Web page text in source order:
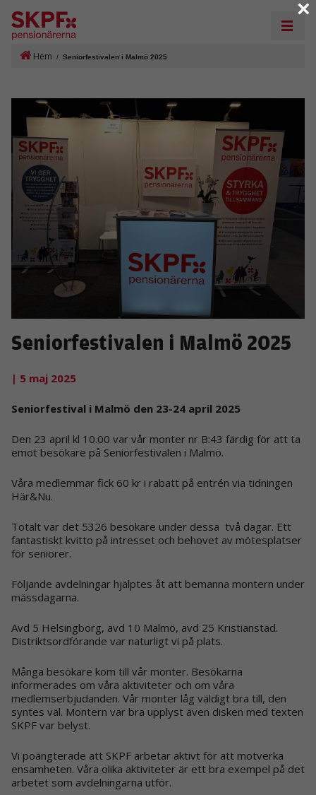
Hem / Seniorfestivalen i Malmö 2025
Seniorfestivalen i Malmö 2025
| 5 maj 2025
Seniorfestival i Malmö den 23-24 april 2025
Den 23 april kl 10.00 var vår monter nr B:43 färdig för att ta
emot besökare på Seniorfestivalen i Malmö.
Våra medlemmar fick 60 kr i rabatt på entrén via tidningen
Här&Nu.
Totalt var det 5326 besökare under dessa två dagar. Ett
fantastiskt kvitto på intresset och behovet av mötesplatser
för seniorer.
Följande avdelningar hjälptes åt att bemanna montern under
mässdagarna.
Avd 5 Helsingborg, avd 10 Malmö, avd 25 Kristianstad.
Distriktsordförande var naturligt vi på plats.
Många besökare kom till vår monter. Besökarna
informerades om våra aktiviteter och om våra
medlemserbjudanden. Vår monter låg väldigt bra till, den
syntes väl. Montern var bra upplyst även disken med texten
SKPF var belyst.
Vi poängterade att SKPF arbetar aktivt för att motverka
ensamheten. Våra olika aktiviteter är ett bra exempel på det
arbetet som avdelningarna utför.
×